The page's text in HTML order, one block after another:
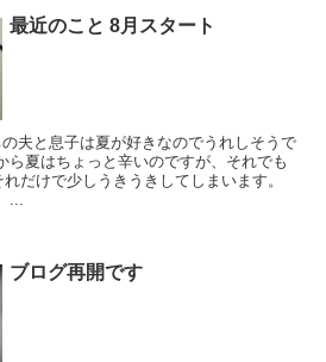
最近のこと 8月スタート
夫と息子は夏が好きなのでうれしそうで
ら夏はちょっと辛いのですが、それでも
だけで少しうきうきしてしまいます。
...
ブログ再開です